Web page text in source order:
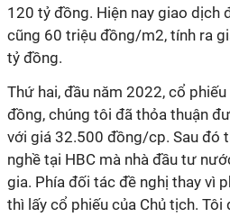
120 tỷ đồng. Hiện nay giao dịch
cũng 60 triệu đồng/m2, tính ra
tỷ đồng.
Thứ hai, đầu năm 2022, cổ
đồng, chúng tôi đã thỏa thuận
với giá 32.500 đồng/cp. Sau đó
nghề tại HBC mà nhà đầu tư
gia. Phía đối tác đề nghị thay vì
thì lấy cổ phiếu của Chủ tịch.